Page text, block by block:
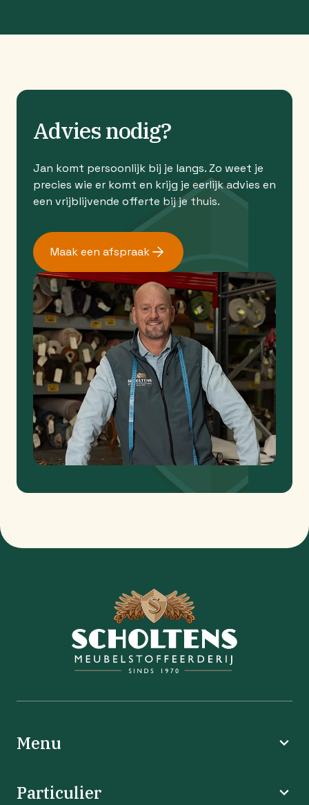
Advies nodig?
Jan komt persoonlijk bij je langs. Zo weet je
precies wie er komt en krijg je eerlijk advies en
een vrijblijvende offerte bij je thuis.
Maak een afspraak
Menu
Particulier